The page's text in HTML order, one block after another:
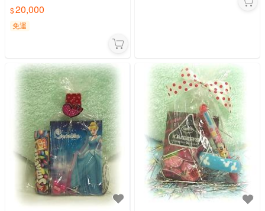
20,000
免運